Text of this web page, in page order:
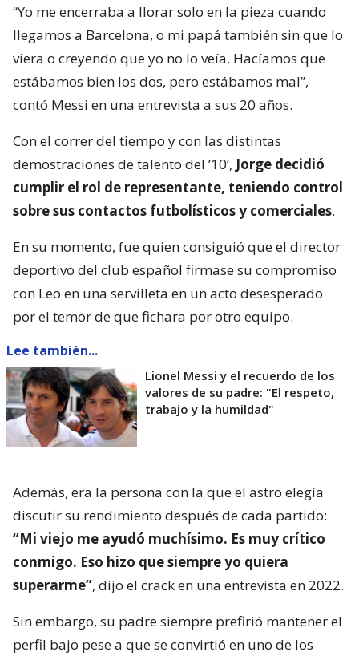
“Yo me encerraba a llorar solo en la pieza cuando
llegamos a Barcelona, o mi papá también sin que lo
viera o creyendo que yo no lo veía. Hacíamos que
estábamos bien los dos, pero estábamos mal”,
contó Messi en una entrevista a sus 20 años.
Con el correr del tiempo y con las distintas
demostraciones de talento del ’10’, Jorge decidió
cumplir el rol de representante, teniendo control
sobre sus contactos futbolísticos y comerciales.
En su momento, fue quien consiguió que el director
deportivo del club español firmase su compromiso
con Leo en una servilleta en un acto desesperado
por el temor de que fichara por otro equipo.
Lee también...
Lionel Messi y el recuerdo de los
valores de su padre: "El respeto,
trabajo y la humildad"
Además, era la persona con la que el astro elegía
discutir su rendimiento después de cada partido:
“Mi viejo me ayudó muchísimo. Es muy crítico
conmigo. Eso hizo que siempre yo quiera
superarme”, dijo el crack en una entrevista en 2022.
Sin embargo, su padre siempre prefirió mantener el
perfil bajo pese a que se convirtió en uno de los